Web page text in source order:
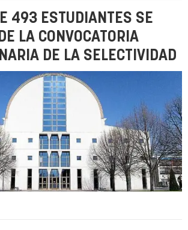
493 ESTUDIANTES SE
LA CONVOCATORIA
DE LA SELECTIVIDAD